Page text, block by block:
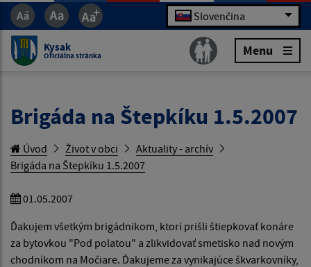
Slovenčina
Kysak
Oficiálna stránka Menu
Brigáda na Štepkíku 1.5.2007
Úvod Život v obci
Aktuality - archív
Brigáda na Štepkíku 1.5.2007
01.05.2007
Ďakujem všetkým brigádnikom, ktorí prišli štiepkovať konáre
za bytovkou "Pod polatou" a zlikvidovať smetisko nad novým
chodníkom na Močiare. Ďakujeme za vynikajúce škvarkovníky,